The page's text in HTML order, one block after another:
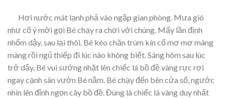
Hơi nước mát lạnh phả vào ngập gian phòng. Mưa gió
như cố ý mời gọi Bé chạy ra chơi với chúng. Mấy lần định
nhổm dậy, sau lại thôi. Bé kéo chăn trùm kín cổ mơ mơ màng
màng rồi ngủ thiếp đi lúc nào không biết. Sáng hôm sau lúc
trở dậy, Bé vui sướng nhặt lên chiếc lá bồ đề vàng rực rơi
ngay cạnh sân vườn Bé nằm. Bé chạy đến bên cửa sổ, ngước
nhìn lên đỉnh ngọn cây bồ đề. Đúng là chiếc lá vàng duy nhất